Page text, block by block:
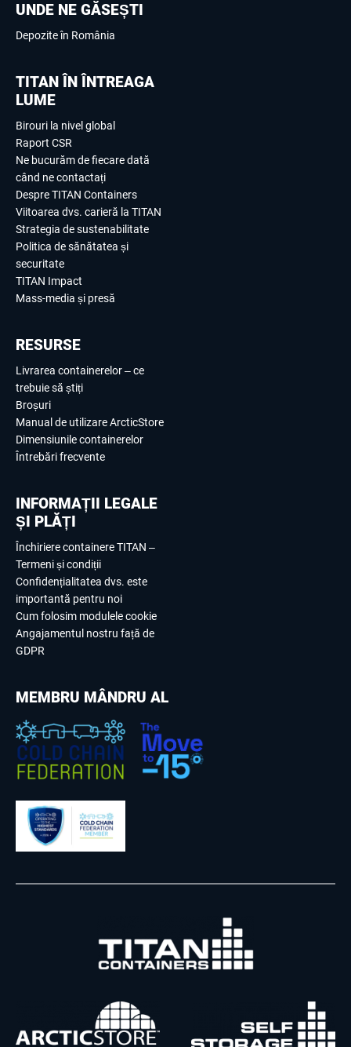
UNDE NE GĂSEȘTI
Depozite în România
TITAN ÎN ÎNTREAGA
LUME
Birouri la nivel global
Raport CSR
Ne bucurăm de fiecare dată
când ne contactați
Despre TITAN Containers
Viitoarea dvs. carieră la TITAN
Strategia de sustenabilitate
Politica de sănătatea și
securitate
TITAN Impact
Mass-media și presă
RESURSE
Livrarea containerelor – ce
trebuie să știți
Broșuri
Manual de utilizare ArcticStore
Dimensiunile containerelor
Întrebări frecvente
INFORMAȚII LEGALE
ȘI PLĂȚI
Închiriere containere TITAN –
Termeni și condiții
Confidențialitatea dvs. este
importantă pentru noi
Cum folosim modulele cookie
Angajamentul nostru față de
GDPR
MEMBRU MÂNDRU AL